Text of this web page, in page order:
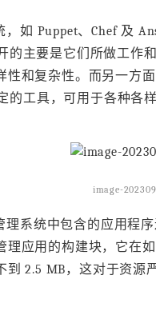
如 Puppet、Chef 及
的主要是它们所做工作
性和复杂性。而另一方
的工具，可用于各种各
image-
理系统中包含的应用程
理应用的构建块，它在
到 2.5 MB，这对于资源